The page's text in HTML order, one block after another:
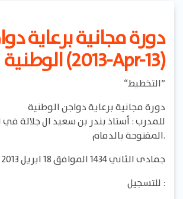
دورة مجانية برعاية
الوطنية (2013-Apr-13)
“التخطيط”
دورة مجانية برعاية دواجن الوطنية
للمدرب : أستاذ بندر بن سعيد ال جلالة في
المفتوحة بالدمام.
8 جمادى الثاني 1434 الموافق 18 ابريل 2013
للتسجيل :